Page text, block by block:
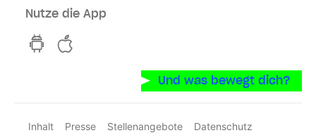
Nutze die App
hvv switch App auf GooglePlay
Und was bewegt dich?
Inhalt Presse Stellenangebote
Datenschutz